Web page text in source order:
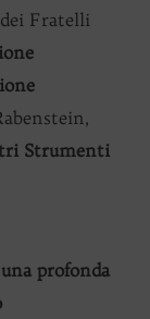
Fratelli
Strumenti
profonda